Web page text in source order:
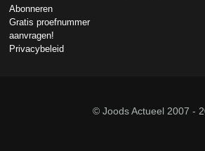
Abonneren
Gratis proefnummer
aanvragen!
Privacybeleid
© Joods Actueel 2007 -